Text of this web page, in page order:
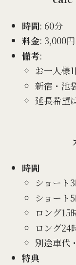
時間: 60分
料金: 3,000円
備考:
お一人様
新宿・池
延長希望
時間
ショー
ショー
ロング
ロング
別途車代
特典